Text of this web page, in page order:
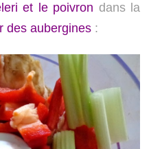
et le poivron dans la
des aubergines :